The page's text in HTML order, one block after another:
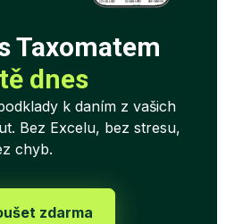
Taxomatem
dnes
k daním z vašich
Bez Excelu, bez stresu,
chyb.
zdarma